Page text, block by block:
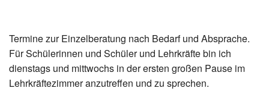
Termine zur Einzelberatung nach Bedarf und Absprache.
Für Schülerinnen und Schüler und Lehrkräfte bin ich
dienstags und mittwochs in der ersten großen Pause im
Lehrkräftezimmer anzutreffen und zu sprechen.